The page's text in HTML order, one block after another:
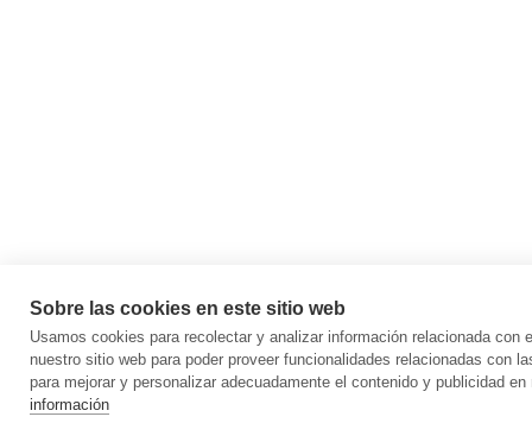
Sobre las cookies en este sitio web
Usamos cookies para recolectar y analizar información relacionada con
nuestro sitio web para poder proveer funcionalidades relacionadas con
para mejorar y personalizar adecuadamente el contenido y publicidad
información